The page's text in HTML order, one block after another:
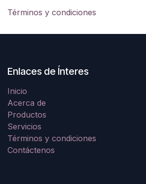
Términos y condiciones
Enlaces de Ínteres
Inicio
Acerca de
Productos
Servicios
Términos y condiciones
Contáctenos